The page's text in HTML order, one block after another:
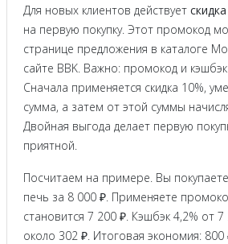
Для новых клиентов действует
на первую покупку. Этот промокод
странице предложения в каталоге
сайте BBK. Важно: промокод и
Сначала применяется скидка 10%,
сумма, а затем от этой суммы
Двойная выгода делает первую
приятной.
Посчитаем на примере. Вы
печь за 8 000 ₽. Применяете
становится 7 200 ₽. Кэшбэк 4,2% от
около 302 ₽. Итоговая экономия: 800